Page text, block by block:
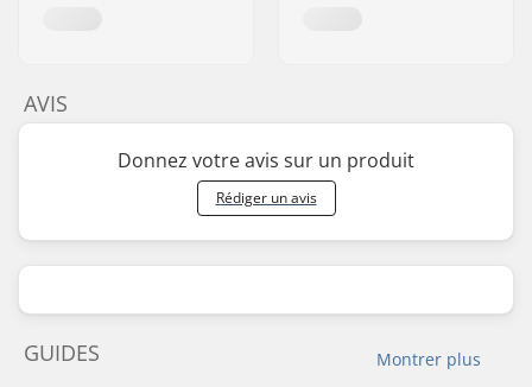
AVIS
Donnez votre avis sur un produit
Rédiger un avis
Montrer plus
GUIDES